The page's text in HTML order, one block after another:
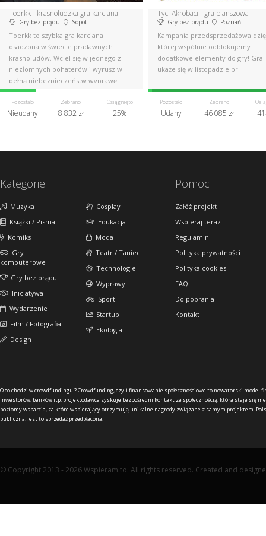
Toerkk - krasnoludzka gra karciana
Gry bez prądu Sopot
Toerkk to szybka gra karciana
osadzona w świecie pradawnych
krasnoludów. Wciel się w jednego z
niezłomnych bohaterów i wyrusz w
pełną niebezpieczeństw wyprawę.
Pozostało
Nieudany
Zebrano
8 832 zł
Osiągnięto
25%
Tyci Akrobaci - gra planszowa
Gry bez prądu Poznań
Kampania przedsprzedażowa
której wspólnie odblokujemy
dodatkowe elementy do gry! Gra
ukaże się w listopadzie br.
Pozostało
Udany
Zebrano
46 085 zł
Kategorie
Muzyka
Książki / Pisma
Komiks
Gry
komputerowe
Gry bez prądu
Inicjatywa
Wydarzenie
Film / Fotografia
Design
Cosplay
Edukacja
Moda
Teatr / Taniec
Technologie
Wyprawy
Sport
Startup
Ekologia
Pomoc
Załóż projekt
Wspieraj teraz
Regulamin
Polityka prywatności
Polityka cookies
FAQ
Do pobrania
Kontakt
O co chodzi w crowdfundingu ?Crowdfunding, czyli finansowanie społecznościowe to nowatorski model
inwestorów, banków itp. projektodawca zyskuje bezpośredni kontakt ze społecznością, która staje się
poziomy wsparcia, za które wspierający otrzymują unikalne nagrody związane z samym projektem.
publiczna. Jest to sprzedaż przedpłacona.
© Copyright 2013 - 2026 Wspieram.to. All rights reserved. Created and